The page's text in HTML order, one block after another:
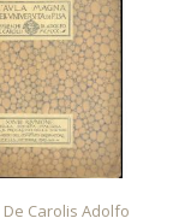
AL CARRELLO
Carolis Adolfo